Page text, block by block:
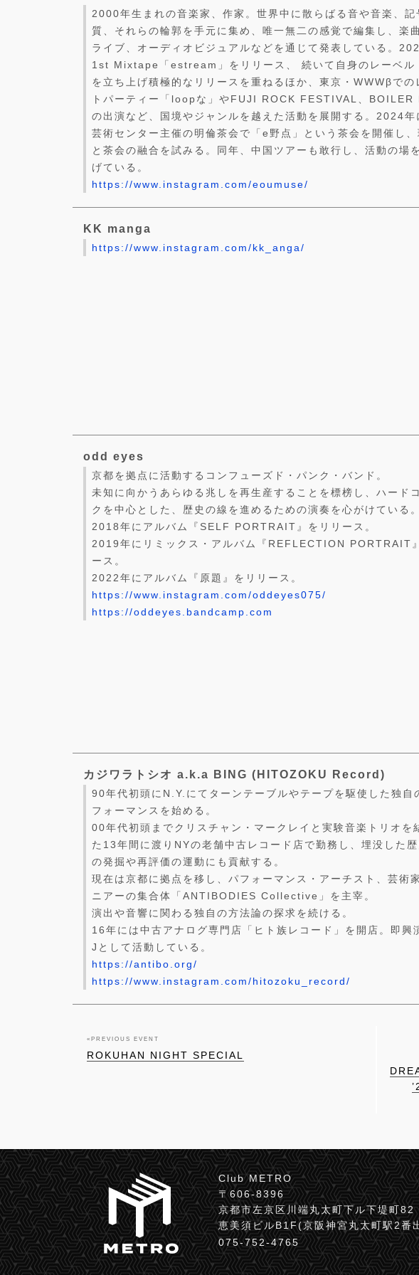
2000年生まれの音楽家、作家。世界中に散らばる音や音楽、記
質、それらの輪郭を手元に集め、唯一無二の感覚で編集し、楽
ライブ、オーディオビジュアルなどを通じて発表している。
1st Mixtape「estream」をリリース、 続いて自身のレーベル
を立ち上げ積極的なリリースを重ねるほか、東京・WWWβでの
トパーティー「loopな」やFUJI ROCK FESTIVAL、BOILER
の出演など、国境やジャンルを越えた活動を展開する。2024年
芸術センター主催の明倫茶会で「e野点」という茶会を開催し、
と茶会の融合を試みる。同年、中国ツアーも敢行し、活動の場
げている。
https://www.instagram.com/eoumuse/
KK manga
https://www.instagram.com/kk_anga/
odd eyes
京都を拠点に活動するコンフューズド・パンク・バンド。
未知に向かうあらゆる兆しを再生産することを標榜し、ハード
クを中心とした、歴史の線を進めるための演奏を心がけている。
2018年にアルバム『SELF PORTRAIT』をリリース。
2019年にリミックス・アルバム『REFLECTION PORTRAIT
ース。
2022年にアルバム『原題』をリリース。
https://www.instagram.com/oddeyes075/
https://oddeyes.bandcamp.com
カジワラトシオ a.k.a BING (HITOZOKU Record)
90年代初頭にN.Y.にてターンテーブルやテープを駆使した独自
フォーマンスを始める。
00年代初頭までクリスチャン・マークレイと実験音楽トリオを
た13年間に渡りNYの老舗中古レコード店で勤務し、埋没した
の発掘や再評価の運動にも貢献する。
現在は京都に拠点を移し、パフォーマンス・アーチスト、芸術
ニアーの集合体「ANTIBODIES Collective」を主宰。
演出や音響に関わる独自の方法論の探求を続ける。
16年には中古アナログ専門店「ヒト族レコード」を開店。即興
Jとして活動している。
https://antibo.org/
https://www.instagram.com/hitozoku_record/
« PREVIOUS EVENT
ROKUHAN NIGHT SPECIAL
Club METRO
〒606-8396
京都市左京区川端丸太町下ル下堤町82
恵美須ビルB1F(京阪神宮丸太町駅2番
075-752-4765